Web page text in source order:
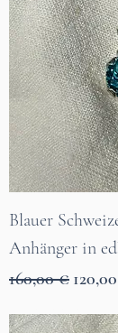
Blauer
Anhänger in
Standardpreis
160,00 € Sale-